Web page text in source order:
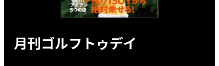
月刊ゴルフトゥデイ